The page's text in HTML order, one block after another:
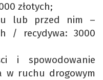
złotych;
lub przed nim –
/ recydywa: 3000
i spowodowanie
w ruchu drogowym